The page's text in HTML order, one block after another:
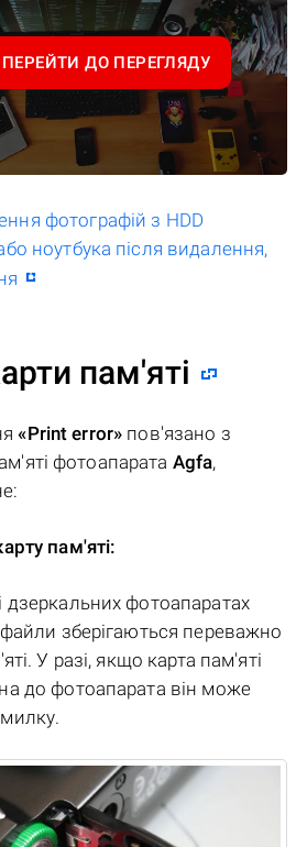
ПЕРЕЙТИ ДО ПЕРЕГЛЯДУ
фотографій з HDD
ноутбука після видалення,
пам'яті
«Print error» пов'язано з
фотоапарата Agfa,
пам'яті:
дзеркальних фотоапаратах
файли зберігаються переважно
У разі, якщо карта пам'яті
до фотоапарата він може